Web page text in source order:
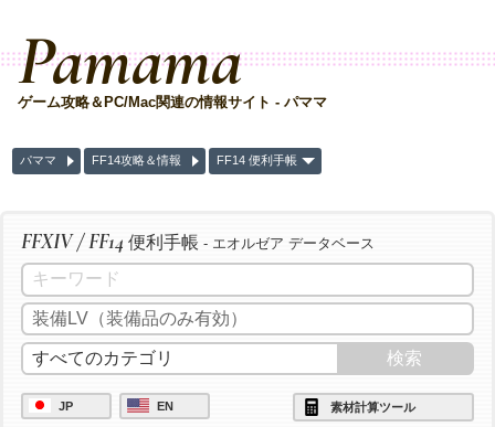
Pamama
ゲーム攻略＆PC/Mac関連の情報サイト - パママ
パママ FF14攻略＆情報 FF14 便利手帳
FFXIV / FF14 便利手帳 - エオルゼア データベース
JP EN 素材計算ツール